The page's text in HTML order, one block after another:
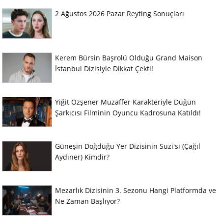
2 Ağustos 2026 Pazar Reyting Sonuçları
Kerem Bürsin Başrolü Olduğu Grand Maison
İstanbul Dizisiyle Dikkat Çekti!
Yiğit Özşener Muzaffer Karakteriyle Düğün
Şarkıcısı Filminin Oyuncu Kadrosuna Katıldı!
Güneşin Doğduğu Yer Dizisinin Suzi'si (Çağıl
Aydıner) Kimdir?
Mezarlık Dizisinin 3. Sezonu Hangi Platformda ve
Ne Zaman Başlıyor?